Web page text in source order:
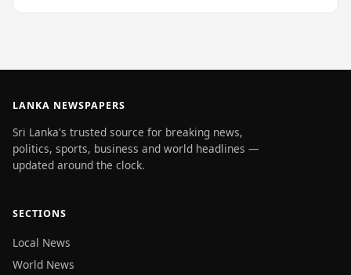
LANKA NEWSPAPERS
Sri Lanka's trusted source for breaking news,
politics, sports, business and world headlines —
updated around the clock.
SECTIONS
Local News
World News